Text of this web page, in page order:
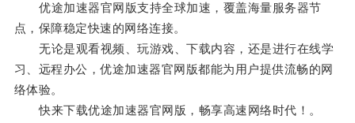
优途加速器官网版支持全球加速，覆盖海量服务器节
点，保障稳定快速的网络连接。
无论是观看视频、玩游戏、下载内容，还是进行在线学
习、远程办公，优途加速器官网版都能为用户提供流畅的网
络体验。
快来下载优途加速器官网版，畅享高速网络时代！。